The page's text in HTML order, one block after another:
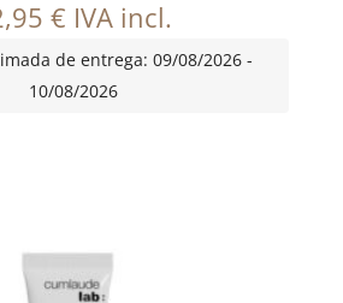
€ IVA incl.
de entrega: 09/08/2026 -
10/08/2026